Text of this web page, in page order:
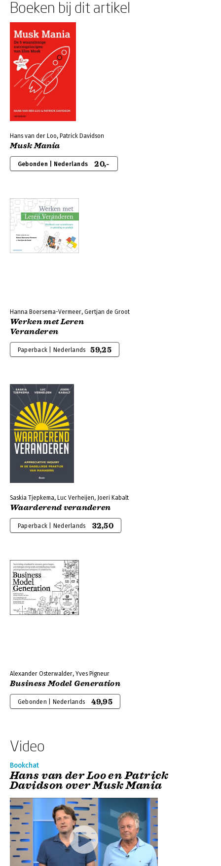
Boeken bij dit artikel
Hans van der Loo, Patrick Davidson
Musk Mania
Gebonden | Nederlands 20,-
Hanna Boersema-Vermeer, Gertjan de Groot
Werken met Leren
Veranderen
Paperback | Nederlands 59,25
Saskia Tjepkema, Luc Verheijen, Joeri Kabalt
Waarderend veranderen
Paperback | Nederlands 32,50
Alexander Osterwalder, Yves Pigneur
Business Model Generation
Gebonden | Nederlands 49,95
Video
Bookchat
Hans van der Loo en Patrick
Davidson over Musk Mania